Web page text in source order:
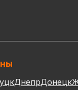
ДнепрДонецк